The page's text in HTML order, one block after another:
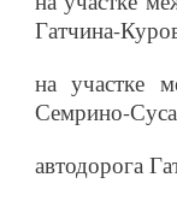
Гатчина-
на участке
Семрино-
автодорога